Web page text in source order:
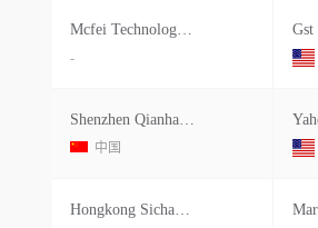
Mcfei Technology & Logistics
-
Gst
Shenzhen Qianhai Yahee E-commerce C
中国
Hongkong Sichang International Grou